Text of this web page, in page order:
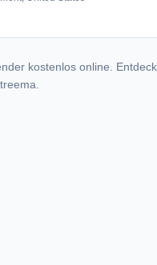
kostenlos online.